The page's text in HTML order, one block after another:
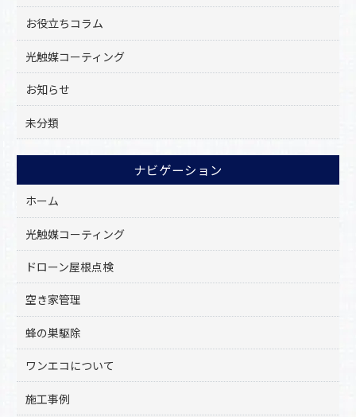
お役立ちコラム
光触媒コーティング
お知らせ
未分類
ナビゲーション
ホーム
光触媒コーティング
ドローン屋根点検
空き家管理
蜂の巣駆除
ワンエコについて
施工事例